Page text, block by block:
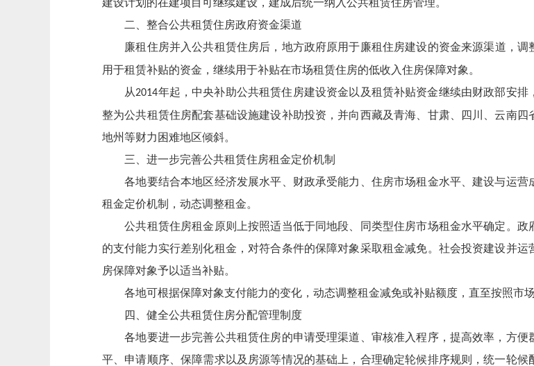
建设计划的在建项目可继续建设，建成后统一纳入公共租赁住房管理。
二、整合公共租赁住房政府资金渠道
廉租住房并入公共租赁住房后，地方政府原用于廉租住房建设的资金来源渠道，调
用于租赁补贴的资金，继续用于补贴在市场租赁住房的低收入住房保障对象。
从2014年起，中央补助公共租赁住房建设资金以及租赁补贴资金继续由财政部安
整为公共租赁住房配套基础设施建设补助投资，并向西藏及青海、甘肃、四川、云南
地州等财力困难地区倾斜。
三、进一步完善公共租赁住房租金定价机制
各地要结合本地区经济发展水平、财政承受能力、住房市场租金水平、建设与运营
租金定价机制，动态调整租金。
公共租赁住房租金原则上按照适当低于同地段、同类型住房市场租金水平确定。政
的支付能力实行差别化租金，对符合条件的保障对象采取租金减免。社会投资建设并
房保障对象予以适当补贴。
各地可根据保障对象支付能力的变化，动态调整租金减免或补贴额度，直至按照市场
四、健全公共租赁住房分配管理制度
各地要进一步完善公共租赁住房的申请受理渠道、审核准入程序，提高效率，方便
平、申请顺序、保障需求以及房源等情况的基础上，合理确定轮候排序规则，统一轮